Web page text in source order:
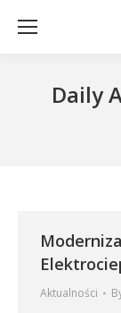
Daily
Aktualności